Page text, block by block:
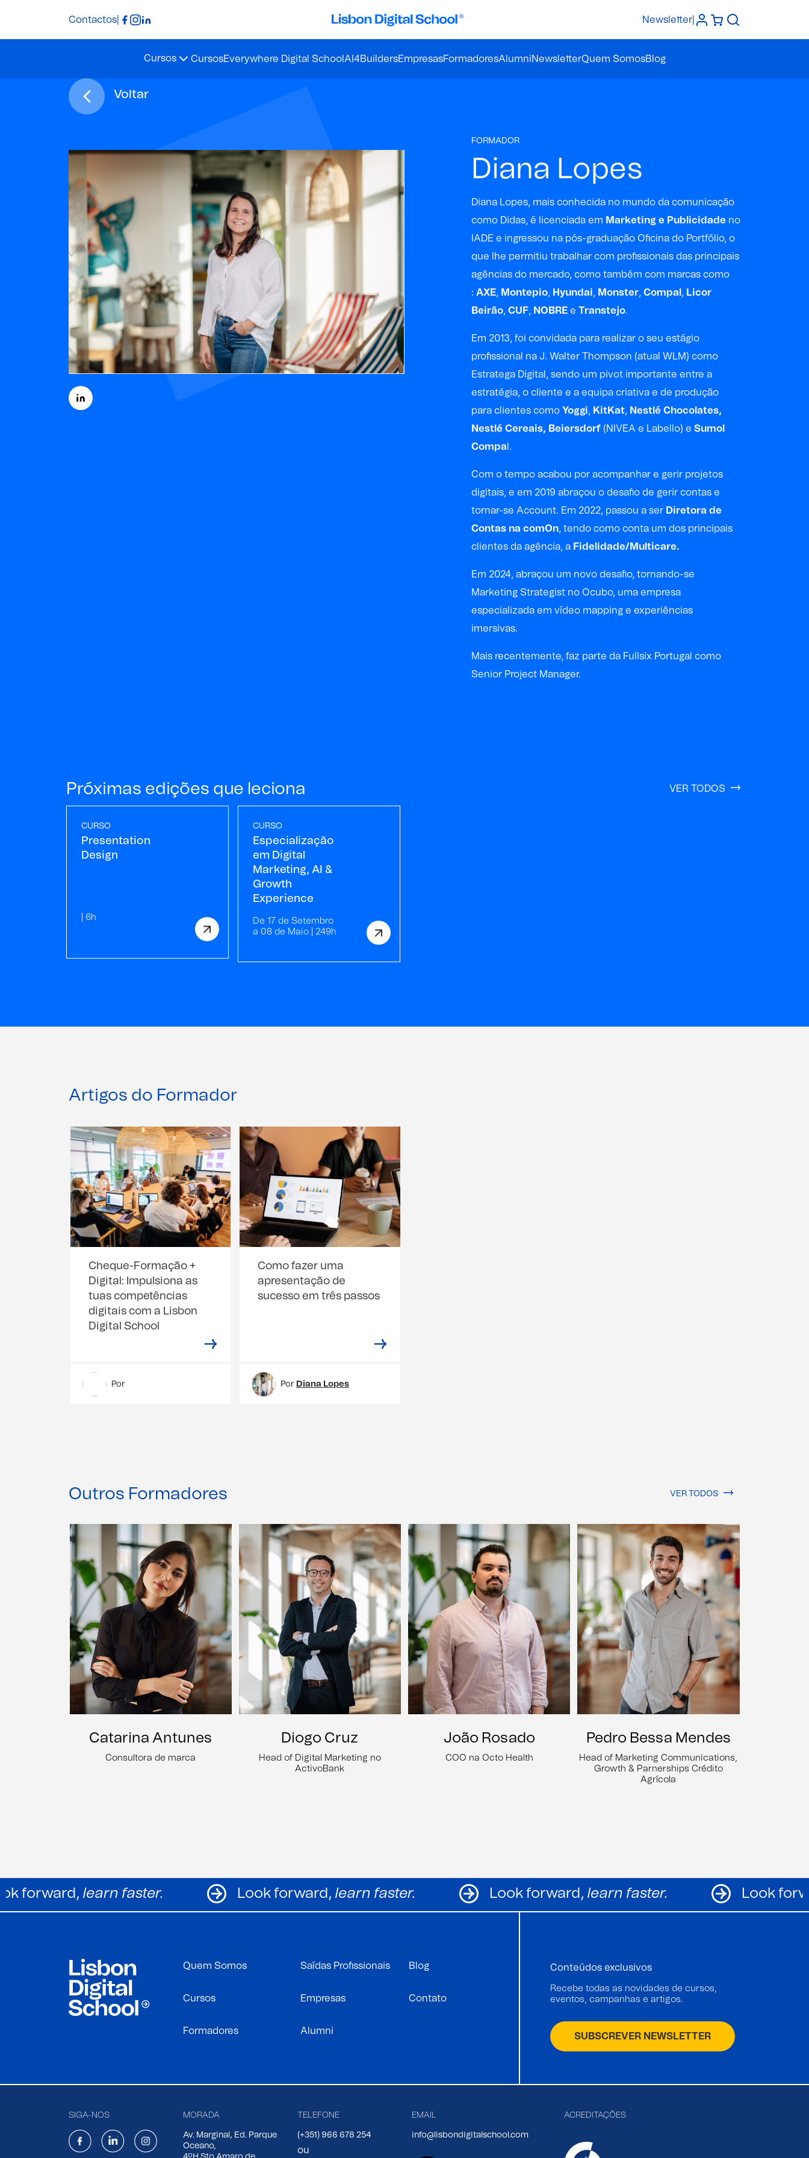
Contactos Newsletter
Cursos CursosEverywhere Digital School AI4BuildersEmpresasFormadoresAlumniNewsletterQuem SomosBlog
Voltar
FORMADOR
Diana Lopes
Diana Lopes, mais conhecida no mundo da comunicação
como Didas, é licenciada em Marketing e Publicidade no
IADE e ingressou na pós-graduação Oficina do Portfólio, o
que lhe permitiu trabalhar com profissionais das principais
agências do mercado, como também com marcas como
: AXE, Montepio, Hyundai, Monster, Compal , Licor
Beirão, CUF, NOBRE e Transtejo.
Em 2013, foi convidada para realizar o seu estágio
profissional na J. Walter Thompson (atual WLM) como
Estratega Digital, sendo um pivot importante entre a
estratégia, o cliente e a equipa criativa e de produção
para clientes como Yoggi, KitKat, Nestlé Chocolates,
Nestlé Cereais, Beiersdorf (NIVEA e Labello) e Sumol
Compa l.
Com o tempo acabou por acompanhar e gerir projetos
digitais, e em 2019 abraçou o desafio de gerir contas e
tornar-se Account. Em 2022, passou a ser Diretora de
Contas na comOn, tendo como conta um dos principais
clientes da agência, a Fidelidade/Multicare.
Em 2024, abraçou um novo desafio, tornando-se
Marketing Strategist no Ocubo, uma empresa
especializada em vídeo mapping e experiências
imersivas.
Mais recentemente, faz parte da Fullsix Portugal como
Senior Project Manager.
Próximas edições que leciona VER TODOS
CURSO
Presentation
Design
| 6h
CURSO
Especialização
em Digital
Marketing, AI &
Growth
Experience
De 17 de Setembro
a 08 de Maio | 249h
Artigos do Formador
Cheque-Formação +
Digital: Impulsiona as
tuas competências
digitais com a Lisbon
Digital School
Por
Como fazer uma
apresentação de
sucesso em três passos
Por Diana Lopes
Outros Formadores VER TODOS
Catarina Antunes
Consultora de marca
Diogo Cruz
Head of Digital Marketing no
ActivoBank
João Rosado
COO na Octo Health
Pedro Bessa Mendes
Head of Marketing Communications,
Growth & Parnerships Crédito
Agrícola
Look forward,learn faster. Look forward,learn faster. Look forward,learn faster.
Quem Somos Saídas Profissionais Blog
Cursos Empresas Contato
Formadores Alumni
Conteúdos exclusivos
Recebe todas as novidades de cursos,
eventos, campanhas e artigos.
SUBSCREVER NEWSLETTER
SIGA-NOS MORADA
Av. Marginal, Ed. Parque
Oceano,
TELEFONE
(+351) 966 678 254
ou
EMAIL
info@lisbondigitalschool.com
ACREDITAÇÕES